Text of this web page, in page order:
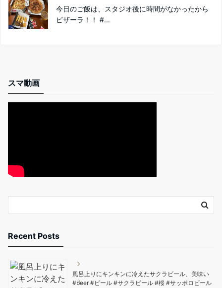
今日のご飯は、スタジオ後に時間がなかったから
ピザーラ！！ #...
スマ動画
Recent Posts
風呂上りにキンキンに冷えたサクラビール、美味い️
#beer #ビール #サクラビール #桜 #サッポロビール